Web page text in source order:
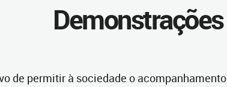
de permitir à sociedade o